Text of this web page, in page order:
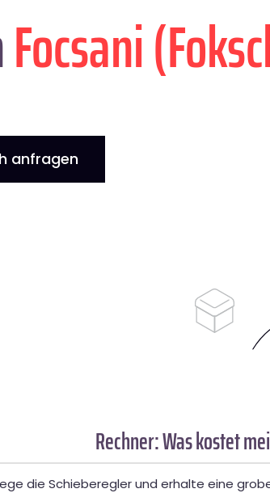
Focsani
anfragen
Rechner: Was kostet
die Schieberegler und erhalte eine